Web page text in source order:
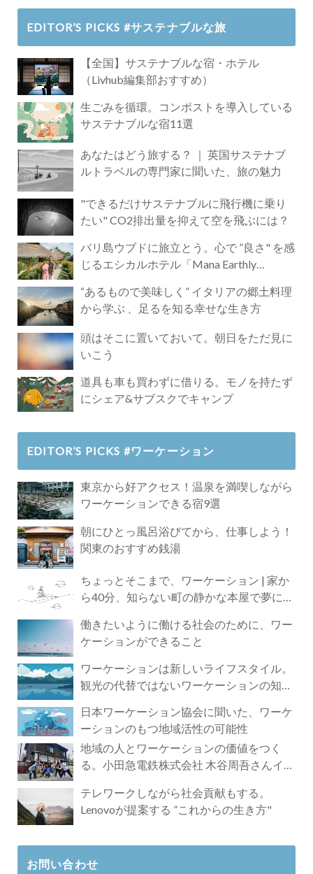
EDITOR’S PICKS #サステナブルな旅
【全国】サステナブルな宿・ホテル
（Livhub編集部おすすめ）
生ごみを循環。コンポストを導入している
サステナブルな宿11選
あなたはどう旅する？ ｜ 英国サステナブ
ルトラベルの専門家に聞いた、旅の魅力
"できるだけサステナブルに飛行機に乗り
たい" CO2排出量を抑えて空を飛ぶには？
バリ島ウブドに旅立とう。心で ”良さ" を感
じるエシカルホテル「Mana Earthly
“あるもので美味しく” イタリアの郷土料理
から学ぶ 、足るを知る幸せな生き方
頭はそこに置いておいて。朝日をただ見に
いこう
道具も車も買わずに借りる。モノを持たず
にシェア&サブスクでキャンプ
EDITOR’S PICKS #ワーケーション
東京から好アクセス！温泉を満喫しながら
ワーケーションできる宿9選
朝にひとっ風呂浴びてから、仕事しよう！
関東のおすすめ銭湯
ちょっとそこまで、ワーケーション | 家か
ら40分、知らない町の静かな本屋で夢に近
働きたいように働ける社会のために、ワー
ケーションができること
ワーケーションは新しいライフスタイル。
観光の代替ではないワーケーションの知ら
日本ワーケーション協会に聞いた、ワーケ
ーションのもつ地域活性の可能性
地域の人とワーケーションの価値をつく
る。小田急電鉄株式会社 木谷周吾さんイン
テレワークしながら社会貢献もする。
Lenovoが提案する ”これからの生き方"
お問い合わせ